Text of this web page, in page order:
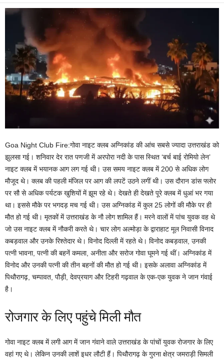
Goa Night Club Fire:गोवा नाइट क्लब अग्निकांड की आंच सबसे ज्यादा उत्तराखंड को
झुलसा गई। शनिवार देर रात पणजी में अरपोरा नदी के पास स्थित ‘बर्च बाई रोमियो लेन’
नाइट क्लब में भयानक आग लग गई थी। उस समय नाइट क्लब में 200 से अधिक लोग
मौजूद थे। क्लब की पहली मंजिल पर आग की लपटें उठने लगीं थी। उस दौरान डांस फ्लोर
पर सौ से अधिक पर्यटक खुशियों में झूम रहे थे। देखते ही देखते पूरे क्लब में धुआं भर गया
था। इससे मौके पर भगदड़ मच गई थी। उस अग्निकांड में कुल 25 लोगों की मौके पर ही
मौत हो गई थी। मृतकों में उत्तराखंड के नौ लोग शामिल हैं। मरने वालों में पांच युवक वह थे
जो उस नाइट क्लब में नौकरी करते थे। चार लोग अल्मोड़ा के द्वाराहाट मूल निवासी विनाद
कबड़वाल और उनके रिश्तेदार थे। विनोद दिल्ली में रहते थे। विनोद कबड़वाल, उनकी
पत्नी भावना, पत्नी की बहनें कमला, अनीता और सरोज गोवा घूमने गई थीं। अग्निकांड में
विनोद और उनकी पत्नी की तीन बहनों की मौत हो गई थी। इसके अलावा अग्निकांड में
पिथौरागढ़, चम्पावत, पौड़ी, देवप्रयाग और टिहरी गढ़वाल के एक-एक युवक ने जान गंवाई
है।
रोजगार के लिए पहुंचे मिली मौत
गोवा नाइट क्लब में लगी आग में जान गंवाने वाले उत्तराखंड के पांचों युवक रोजगार के लिए
वहां गए थे। लेकिन उनकी लाशें इधर लौटी हैं। पिथौरागढ़ के गुरना क्षेत्र जमराड़ी सिमली